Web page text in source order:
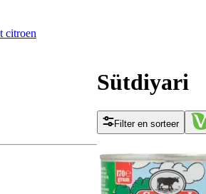
citroen
Sütdiyari
Filter en sorteer